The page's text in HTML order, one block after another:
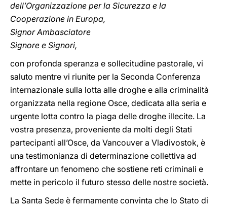
dell’Organizzazione per la Sicurezza e la
Cooperazione in Europa,
Signor Ambasciatore
Signore e Signori,
con profonda speranza e sollecitudine pastorale, vi
saluto mentre vi riunite per la Seconda Conferenza
internazionale sulla lotta alle droghe e alla criminalità
organizzata nella regione Osce, dedicata alla seria e
urgente lotta contro la piaga delle droghe illecite. La
vostra presenza, proveniente da molti degli Stati
partecipanti all’Osce, da Vancouver a Vladivostok, è
una testimonianza di determinazione collettiva ad
affrontare un fenomeno che sostiene reti criminali e
mette in pericolo il futuro stesso delle nostre società.
La Santa Sede è fermamente convinta che lo Stato di